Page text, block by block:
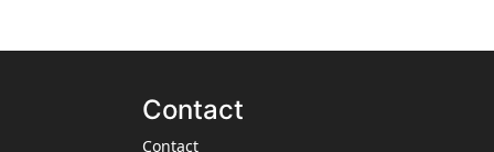
Contact
Contact